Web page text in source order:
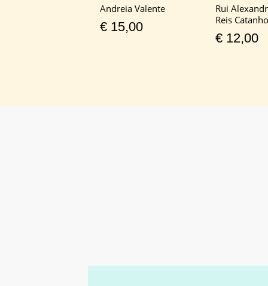
Andreia Valente
€15,00
Rui
Reis Catanho
€12,00